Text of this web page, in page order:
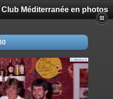
Méditerranée en photos